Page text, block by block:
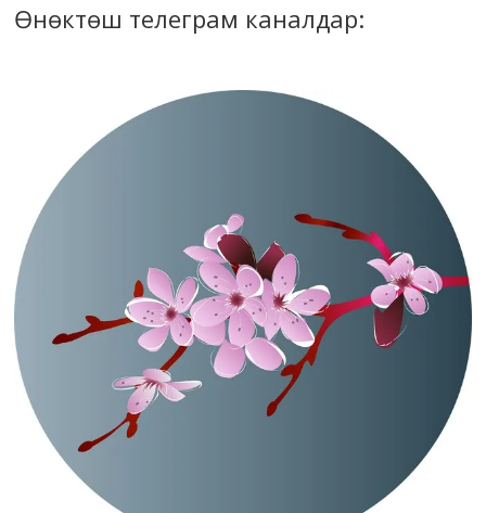
Өнөктөш телеграм каналдар: